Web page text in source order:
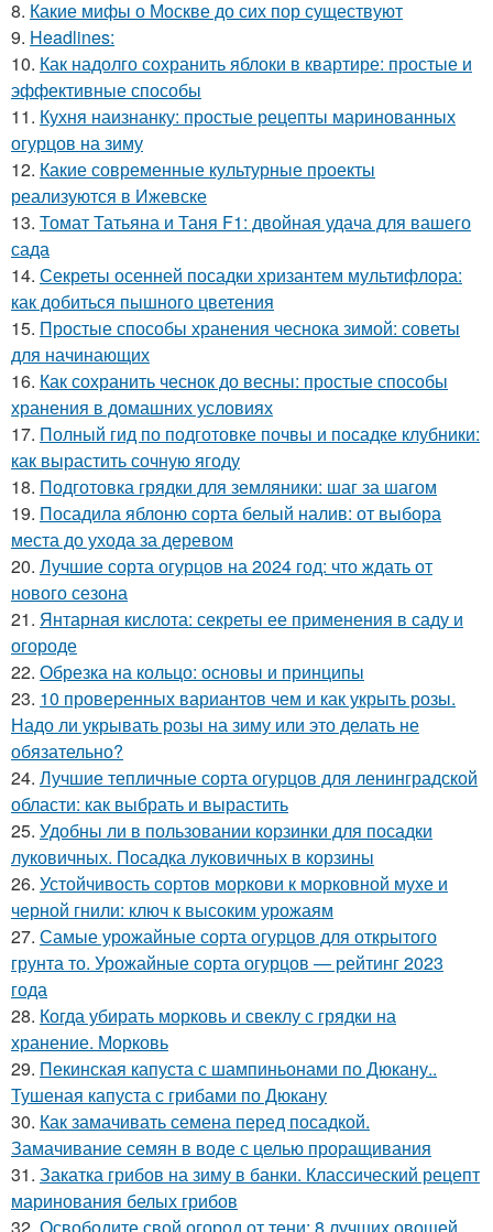
8. Какие мифы о Москве до сих пор существуют
9. Headlines:
10. Как надолго сохранить яблоки в квартире: простые и
эффективные способы
11. Кухня наизнанку: простые рецепты маринованных
огурцов на зиму
12. Какие современные культурные проекты
реализуются в Ижевске
13. Томат Татьяна и Таня F1: двойная удача для вашего
сада
14. Секреты осенней посадки хризантем мультифлора:
как добиться пышного цветения
15. Простые способы хранения чеснока зимой: советы
для начинающих
16. Как сохранить чеснок до весны: простые способы
хранения в домашних условиях
17. Полный гид по подготовке почвы и посадке клубники:
как вырастить сочную ягоду
18. Подготовка грядки для земляники: шаг за шагом
19. Посадила яблоню сорта белый налив: от выбора
места до ухода за деревом
20. Лучшие сорта огурцов на 2024 год: что ждать от
нового сезона
21. Янтарная кислота: секреты ее применения в саду и
огороде
22. Обрезка на кольцо: основы и принципы
23. 10 проверенных вариантов чем и как укрыть розы.
Надо ли укрывать розы на зиму или это делать не
обязательно?
24. Лучшие тепличные сорта огурцов для ленинградской
области: как выбрать и вырастить
25. Удобны ли в пользовании корзинки для посадки
луковичных. Посадка луковичных в корзины
26. Устойчивость сортов моркови к морковной мухе и
черной гнили: ключ к высоким урожаям
27. Самые урожайные сорта огурцов для открытого
грунта то. Урожайные сорта огурцов — рейтинг 2023
года
28. Когда убирать морковь и свеклу с грядки на
хранение. Морковь
29. Пекинская капуста с шампиньонами по Дюкану..
Тушеная капуста с грибами по Дюкану
30. Как замачивать семена перед посадкой.
Замачивание семян в воде с целью проращивания
31. Закатка грибов на зиму в банки. Классический рецепт
маринования белых грибов